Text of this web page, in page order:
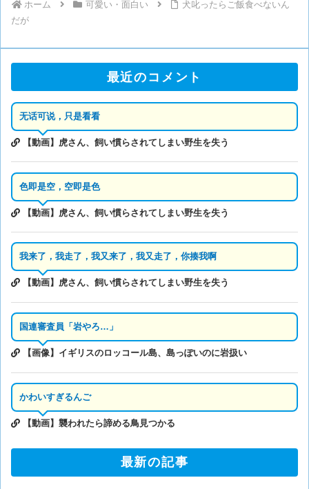
ホーム 可愛い・面白い
犬叱ったらご飯食べないん
だが
最近のコメント
无话可说，只是看看
【動画】虎さん、飼い慣らされてしまい野生を失う
色即是空，空即是色
【動画】虎さん、飼い慣らされてしまい野生を失う
我来了，我走了，我又来了，我又走了，你揍我啊
【動画】虎さん、飼い慣らされてしまい野生を失う
国連審査員「岩やろ…」
【画像】イギリスのロッコール島、島っぽいのに岩扱い
かわいすぎるんご
【動画】襲われたら諦める鳥見つかる
最新の記事